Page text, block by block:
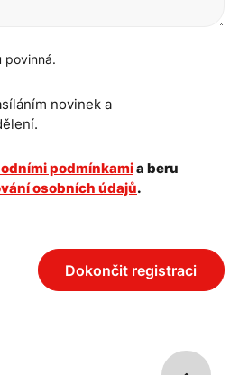
povinná.
novinek a
podmínkamia beru
osobních údajů.
Dokončit registraci